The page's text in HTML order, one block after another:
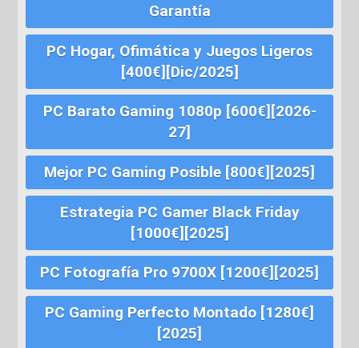
Garantía
PC Hogar, Ofimática y Juegos Ligeros
[400€][Dic/2025]
PC Barato Gaming 1080p [600€][2026-
27]
Mejor PC Gaming Posible [800€][2025]
Estrategia PC Gamer Black Friday
[1000€][2025]
PC Fotografía Pro 9700X [1200€][2025]
PC Gaming Perfecto Montado [1280€]
[2025]